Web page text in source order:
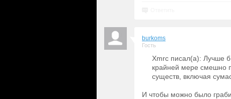
burkoms
Гость
Xmrc писал(а): Лучше
крайней мере смешно
существ, включая
И чтобы можно было